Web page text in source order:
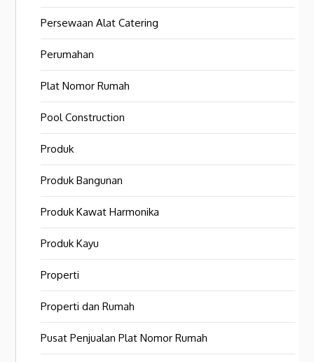
Persewaan Alat Catering
Perumahan
Plat Nomor Rumah
Pool Construction
Produk
Produk Bangunan
Produk Kawat Harmonika
Produk Kayu
Properti
Properti dan Rumah
Pusat Penjualan Plat Nomor Rumah